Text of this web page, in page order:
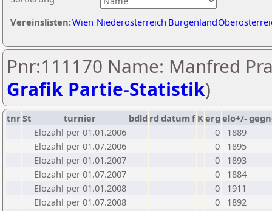
Vereinslisten:Wien Niederösterreich Burgenland
Pnr:111170 Name: Manfred
Grafik Partie-Statistik)
tnrSt turnier bdld rd datumf Kerg elo+/-
Elozahl per 01.01.2006
0
1889
Elozahl per 01.07.2006
0
1895
Elozahl per 01.01.2007
0
1893
Elozahl per 01.07.2007
0
1884
Elozahl per 01.01.2008
0
1911
Elozahl per 01.07.2008
0
1892